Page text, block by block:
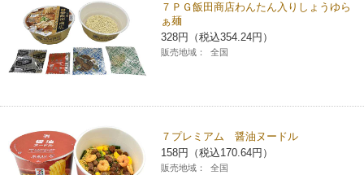
スポーツ振興くじ
行政サービス
保険
学び・教育
レジでApple Accountにチャージ
オンラインフォトサービス
宅配ロッカー（店舗限定）
セブン‐イレブンの海外事業
データで見るセブン‐イレブン
セブン‐イレブンの「商品力」
セブン-イレブンの横顔
サステナビリティレポート
報告書ライブラリー
简体中文(服务)
한국어(서비스)
ภาษาไทย(บริการ)
７ＰＧ飯田商店わんたん入りしょうゆら
ぁ麺
328円（税込354.24円）
販売地域： 全国
７プレミアム 醤油ヌードル
158円（税込170.64円）
販売地域： 全国